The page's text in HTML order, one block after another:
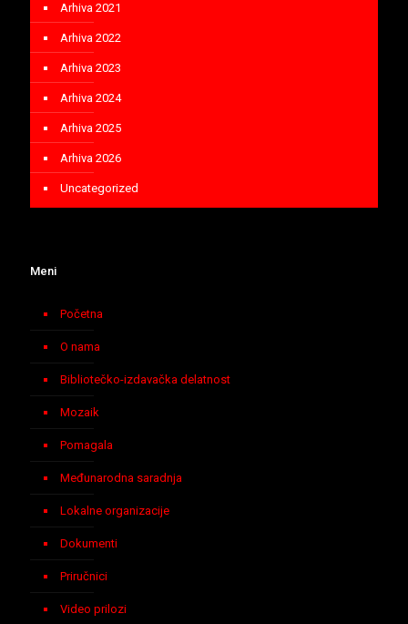
Arhiva 2021
Arhiva 2022
Arhiva 2023
Arhiva 2024
Arhiva 2025
Arhiva 2026
Uncategorized
Meni
Početna
O nama
Bibliotečko-izdavačka delatnost
Mozaik
Pomagala
Međunarodna saradnja
Lokalne organizacije
Dokumenti
Priručnici
Video prilozi